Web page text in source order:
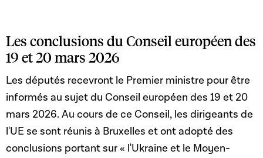
Les conclusions du Conseil européen des
19 et 20 mars 2026
Les députés recevront le Premier ministre pour être
informés au sujet du Conseil européen des 19 et 20
mars 2026. Au cours de ce Conseil, les dirigeants de
l'UE se sont réunis à Bruxelles et ont adopté des
conclusions portant sur « l'Ukraine et le Moyen-